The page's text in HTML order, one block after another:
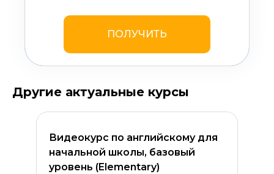
ПОЛУЧИТЬ
Другие актуальные курсы
Видеокурс по английскому для
начальной школы, базовый
уровень (Elementary)
ОСТАВИТЬ КОММЕНТАРИЙ